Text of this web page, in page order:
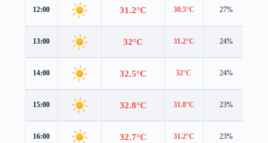
12:00 31.2°C 30.5°C 27%
13:00 32°C 31.2°C 24%
14:00 32.5°C 32°C 24%
15:00 32.8°C 31.8°C 23%
16:00 32.7°C 31.2°C 23%